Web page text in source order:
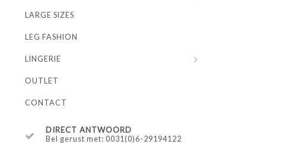
LARGE SIZES
LEG FASHION
LINGERIE
OUTLET
CONTACT
DIRECT ANTWOORD
Bel gerust met: 0031(0)6-29194122